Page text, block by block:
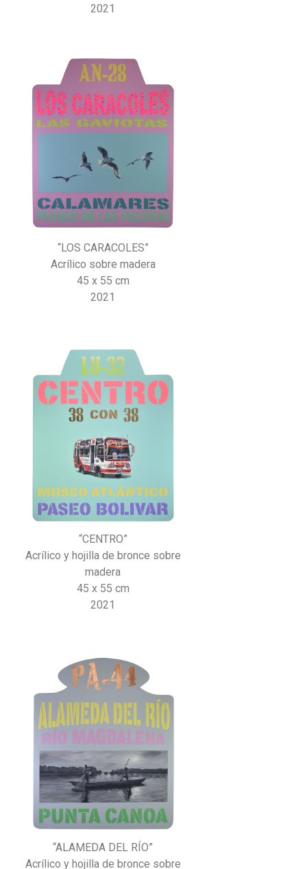
2021
“LOS CARACOLES”
Acrílico sobre madera
45 x 55 cm
2021
“CENTRO”
Acrílico y hojilla de bronce sobre
madera
45 x 55 cm
2021
“ALAMEDA DEL RÍO”
Acrílico y hojilla de bronce sobre